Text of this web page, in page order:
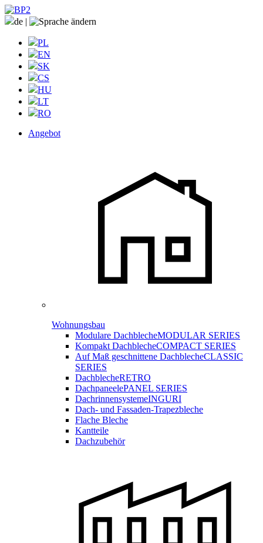
de |
PL
EN
SK
CS
HU
LT
RO
Angebot
Wohnungsbau
Modulare DachblecheMODULAR SERIES
Kompakt DachblecheCOMPACT SERIES
Auf Maß geschnittene DachblecheCLASSIC
SERIES
DachblecheRETRO
DachpaneelePANEL SERIES
DachrinnensystemeINGURI
Dach- und Fassaden-Trapezbleche
Flache Bleche
Kantteile
Dachzubehör